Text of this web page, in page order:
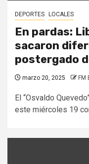
DEPORTES LOCALES
En pardas:
sacaron
postergado
marzo 20, 2025 FM
El “Osvaldo
este miércoles 19